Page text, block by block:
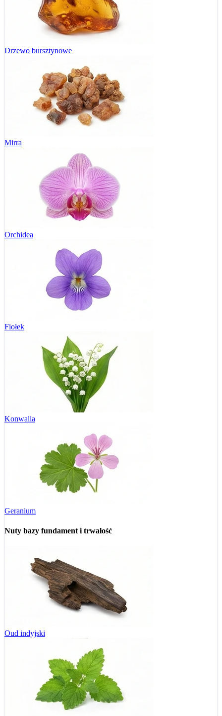
Drzewo bursztynowe
Mirra
Orchidea
Fiołek
Konwalia
Geranium
Nuty bazy fundament i trwałość
Oud indyjski